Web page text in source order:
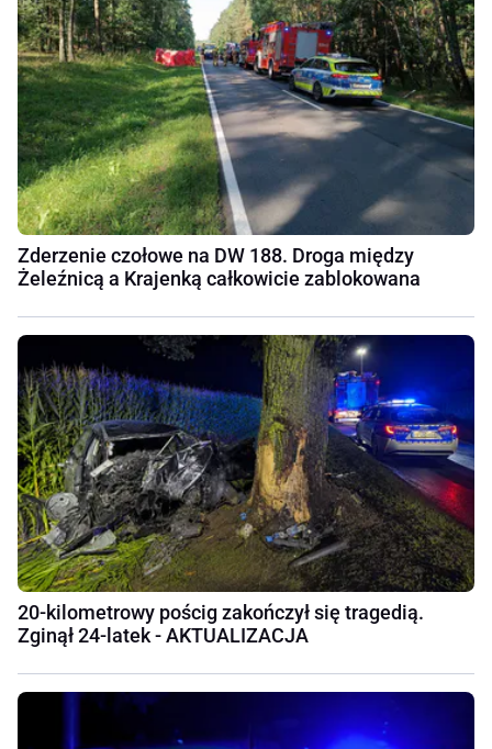
Zderzenie czołowe na DW 188. Droga między
Żeleźnicą a Krajenką całkowicie zablokowana
20-kilometrowy pościg zakończył się tragedią.
Zginął 24-latek - AKTUALIZACJA